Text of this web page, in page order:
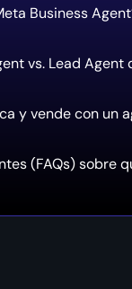
Business
vs. Lead
y vende con un
(FAQs) sobre